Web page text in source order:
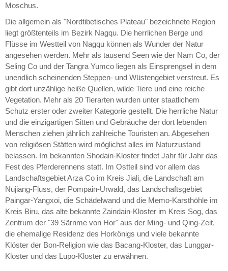
Moschus.
Die allgemein als "Nordtibetisches Plateau" bezeichnete Region
liegt größtenteils im Bezirk Nagqu. Die herrlichen Berge und
Flüsse im Westteil von Nagqu können als Wunder der Natur
angesehen werden. Mehr als tausend Seen wie der Nam Co, der
Seling Co und der Tangra Yumco liegen als Einsprengsel in dem
unendlich scheinenden Steppen- und Wüstengebiet verstreut. Es
gibt dort unzählige heiße Quellen, wilde Tiere und eine reiche
Vegetation. Mehr als 20 Tierarten wurden unter staatlichem
Schutz erster oder zweiter Kategorie gestellt. Die herrliche Natur
und die einzigartigen Sitten und Gebräuche der dort lebenden
Menschen ziehen jährlich zahlreiche Touristen an. Abgesehen
von religiösen Stätten wird möglichst alles im Naturzustand
belassen. Im bekannten Shodain-Kloster findet Jahr für Jahr das
Fest des Pferderennens statt. Im Ostteil sind vor allem das
Landschaftsgebiet Arza Co im Kreis Jiali, die Landschaft am
Nujiang-Fluss, der Pompain-Urwald, das Landschaftsgebiet
Paingar-Yangxoi, die Schädelwand und die Memo-Karsthöhle im
Kreis Biru, das alte bekannte Zaindain-Kloster im Kreis Sog, das
Zentrum der "39 Särnme von Hor" aus der Ming- und Qing-Zeit,
die ehemalige Residenz des Horkönigs und viele bekannte
Klöster der Bon-Religion wie das Bacang-Kloster, das Lunggar-
Kloster und das Lupo-Kloster zu erwähnen.